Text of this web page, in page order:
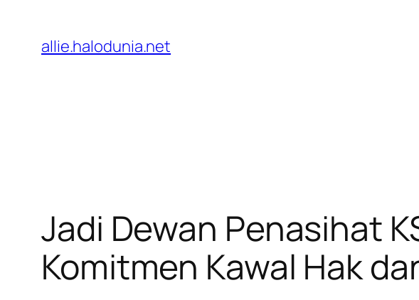
konten
allie.halodunia.net
Jadi Dewan Penasihat
Komitmen Kawal Hak